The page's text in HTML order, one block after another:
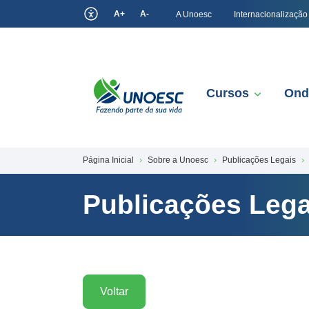
A+ A- A Unoesc Internacionalização
Cursos
Página Inicial Sobre a Unoesc Publicações Legais
Publicações
Voltar